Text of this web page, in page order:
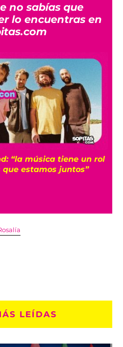
no sabías que
lo encuentras en
“la música tiene un rol
que estamos juntos”
LEÍDAS